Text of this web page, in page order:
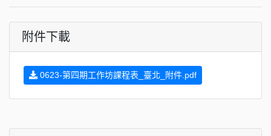
附件下載
0623-第四期工作坊課程表_臺北_附件.pdf